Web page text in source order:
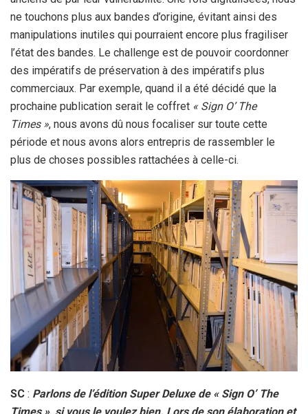
ne touchons plus aux bandes d’origine, évitant ainsi des
manipulations inutiles qui pourraient encore plus fragiliser
l’état des bandes. Le challenge est de pouvoir coordonner
des impératifs de préservation à des impératifs plus
commerciaux. Par exemple, quand il a été décidé que la
prochaine publication serait le coffret « Sign O’ The
Times », nous avons dû nous focaliser sur toute cette
période et nous avons alors entrepris de rassembler le
plus de choses possibles rattachées à celle-ci.
SC : Parlons de l’édition Super Deluxe de « Sign O’ The